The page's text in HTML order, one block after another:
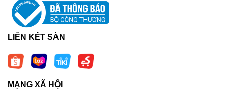
LIÊN KẾT SÀN
MẠNG XÃ HỘI